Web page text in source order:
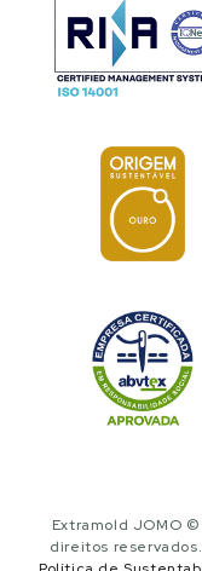
Extramold JOMO ©
direitos reservados.